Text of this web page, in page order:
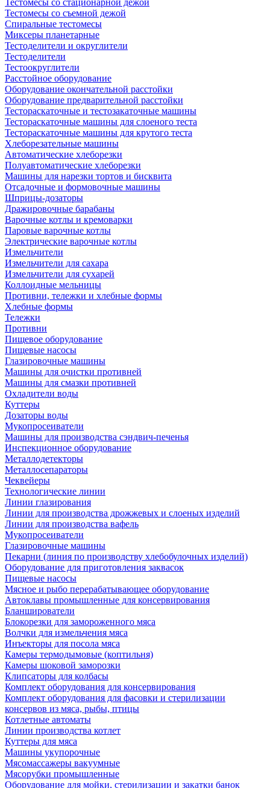
Тестомесы со стационарной дежой
Тестомесы со съемной дежой
Спиральные тестомесы
Миксеры планетарные
Тестоделители и округлители
Тестоделители
Тестоокруглители
Расстойное оборудование
Оборудование окончательной расстойки
Оборудование предварительной расстойки
Тестораскаточные и тестозакаточные машины
Тестораскаточные машины для слоеного теста
Тестораскаточные машины для крутого теста
Хлеборезательные машины
Автоматические хлеборезки
Полуавтоматические хлеборезки
Машины для нарезки тортов и бисквита
Отсадочные и формовочные машины
Шприцы-дозаторы
Дражировочные барабаны
Варочные котлы и кремоварки
Паровые варочные котлы
Электрические варочные котлы
Измельчители
Измельчители для сахара
Измельчители для сухарей
Коллоидные мельницы
Противни, тележки и хлебные формы
Хлебные формы
Тележки
Противни
Пищевое оборудование
Пищевые насосы
Глазировочные машины
Машины для очистки противней
Машины для смазки противней
Охладители воды
Куттеры
Дозаторы воды
Мукопросеиватели
Машины для производства сэндвич-печенья
Инспекционное оборудование
Металлодетекторы
Металлосепараторы
Чеквейеры
Технологические линии
Линии глазирования
Линии для производства дрожжевых и слоеных изделий
Линии для производства вафель
Мукопросеиватели
Глазировочные машины
Пекарни (линия по производству хлебобулочных изделий)
Оборудование для приготовления заквасок
Пищевые насосы
Мясное и рыбо перерабатывающее оборудование
Автоклавы промышленные для консервирования
Бланширователи
Блокорезки для замороженного мяса
Волчки для измельчения мяса
Инъекторы для посола мяса
Камеры термодымовые (коптильня)
Камеры шоковой заморозки
Клипсаторы для колбасы
Комплект оборудования для консервирования
Комплект оборудования для фасовки и стерилизации
консервов из мяса, рыбы, птицы
Котлетные автоматы
Линии производства котлет
Куттеры для мяса
Машины укупорочные
Мясомассажеры вакуумные
Мясорубки промышленные
Оборудование для мойки, стерилизации и закатки банок